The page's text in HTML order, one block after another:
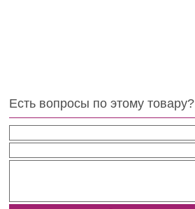
Есть вопросы по этому товару?